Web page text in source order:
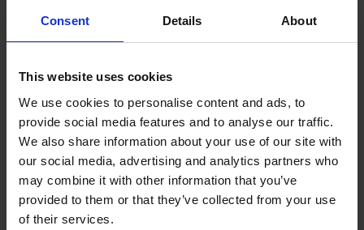
Consent Details About
This website uses cookies
We use cookies to personalise content and ads, to
provide social media features and to analyse our traffic.
We also share information about your use of our site with
our social media, advertising and analytics partners who
may combine it with other information that you’ve
provided to them or that they’ve collected from your use
of their services.